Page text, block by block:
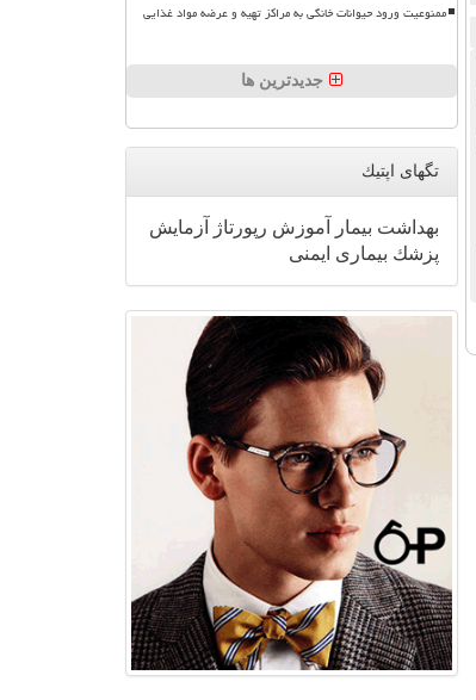
ممنوعیت ورود حیوانات خانگی به مراکز تهیه و عرضه مواد غذایی
جدیدترین ها
تگهای اپتیك
بهداشت بیمار آموزش رپورتاژ
آزمایش
پزشك بیماری ایمنی